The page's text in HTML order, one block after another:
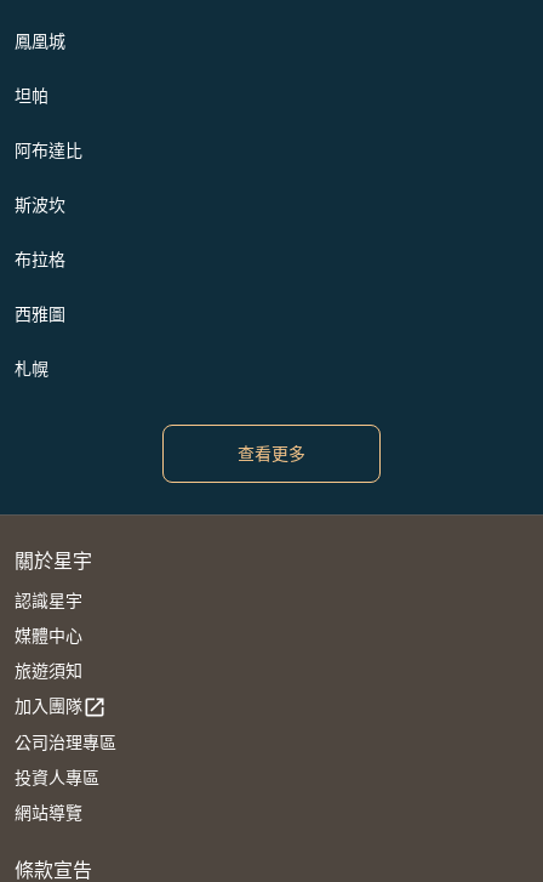
鳳凰城
坦帕
阿布達比
斯波坎
布拉格
西雅圖
札幌
查看更多
關於星宇
認識星宇
媒體中心
旅遊須知
加入團隊open_in_new
公司治理專區
投資人專區
網站導覽
條款宣告